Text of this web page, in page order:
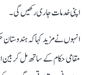
اپنی خدمات جاری رکھیں گی۔
انہوں نے مزید کہا کہ
مقامی حکام کے ساتھ مل کر بین